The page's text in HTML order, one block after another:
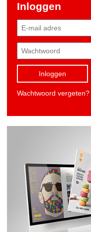
Inloggen
Inloggen
Wachtwoord vergeten?